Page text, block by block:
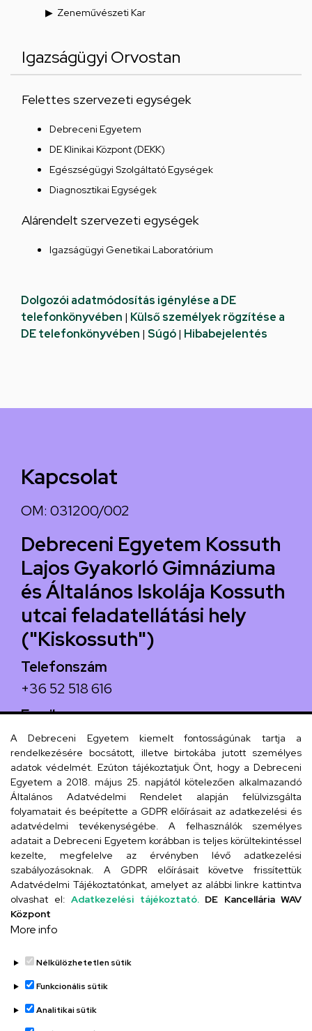
Zeneművészeti Kar
Igazságügyi Orvostan
Felettes szervezeti egységek
Debreceni Egyetem
DE Klinikai Központ (DEKK)
Egészségügyi Szolgáltató Egységek
Diagnosztikai Egységek
Alárendelt szervezeti egységek
Igazságügyi Genetikai Laboratórium
Dolgozói adatmódosítás igénylése a DE
telefonkönyvében | Külső személyek rögzítése a
DE telefonkönyvében | Súgó| Hibabejelentés
Kapcsolat
OM: 031200/002
Debreceni Egyetem Kossuth
Lajos Gyakorló Gimnáziuma
és Általános Iskolája Kossuth
utcai feladatellátási hely
("Kiskossuth")
Telefonszám
+36 52 518 616
Email
iskola@kossuth-alt.unideb.hu
Cím
4024 Debrecen, Kossuth utca 33.
Szervezeti telefonkönyv
UD telefonkönyv
A Debreceni Egyetem kiemelt fontosságúnak tartja a
rendelkezésére bocsátott, illetve birtokába jutott személyes
adatok védelmét. Ezúton tájékoztatjuk Önt, hogy a Debreceni
Egyetem a 2018. május 25. napjától kötelezően alkalmazandó
Általános Adatvédelmi Rendelet alapján felülvizsgálta
folyamatait és beépítette a GDPR előírásait az adatkezelési és
adatvédelmi tevékenységébe. A felhasználók személyes
adatait a Debreceni Egyetem korábban is teljes körültekintéssel
kezelte, megfelelve az érvényben lévő adatkezelési
szabályozásoknak. A GDPR előírásait követve frissítettük
Adatvédelmi Tájékoztatónkat, amelyet az alábbi linkre kattintva
olvashat el: Adatkezelési tájékoztató. DE Kancellária WAV
Központ
More info
Nélkülözhetetlen sütik
Funkcionális sütik
Analitikai sütik